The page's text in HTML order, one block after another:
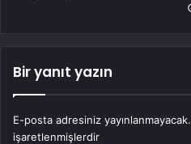
Bir yanıt yazın
E-posta adresiniz yayınlanmayacak.
işaretlenmişlerdir